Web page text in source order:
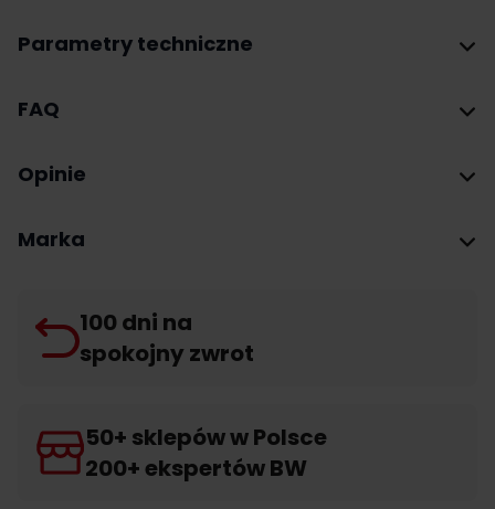
Parametry techniczne
FAQ
Opinie
Marka
100 dni na
spokojny zwrot
50+ sklepów w Polsce
200+ ekspertów BW